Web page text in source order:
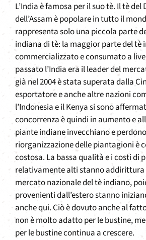
L’India è famosa per il suo tè. Il tè del
dell’Assam è popolare in tutto il
rappresenta solo una piccola parte
indiana di tè: la maggior parte del tè
commercializzato e consumato a
passato l’India era il leader del
già nel 2004 è stata superata dalla
esportatore e anche altre nazioni
l’Indonesia e il Kenya si sono
concorrenza è quindi in aumento e
piante indiane invecchiano e
riorganizzazione delle piantagioni è
costosa. La bassa qualità e i costi di
relativamente alti stanno
mercato nazionale del tè indiano,
provenienti dall’estero stanno
anche qui. Ciò è dovuto anche al
non è molto adatto per le bustine,
per le bustine continua a crescere.